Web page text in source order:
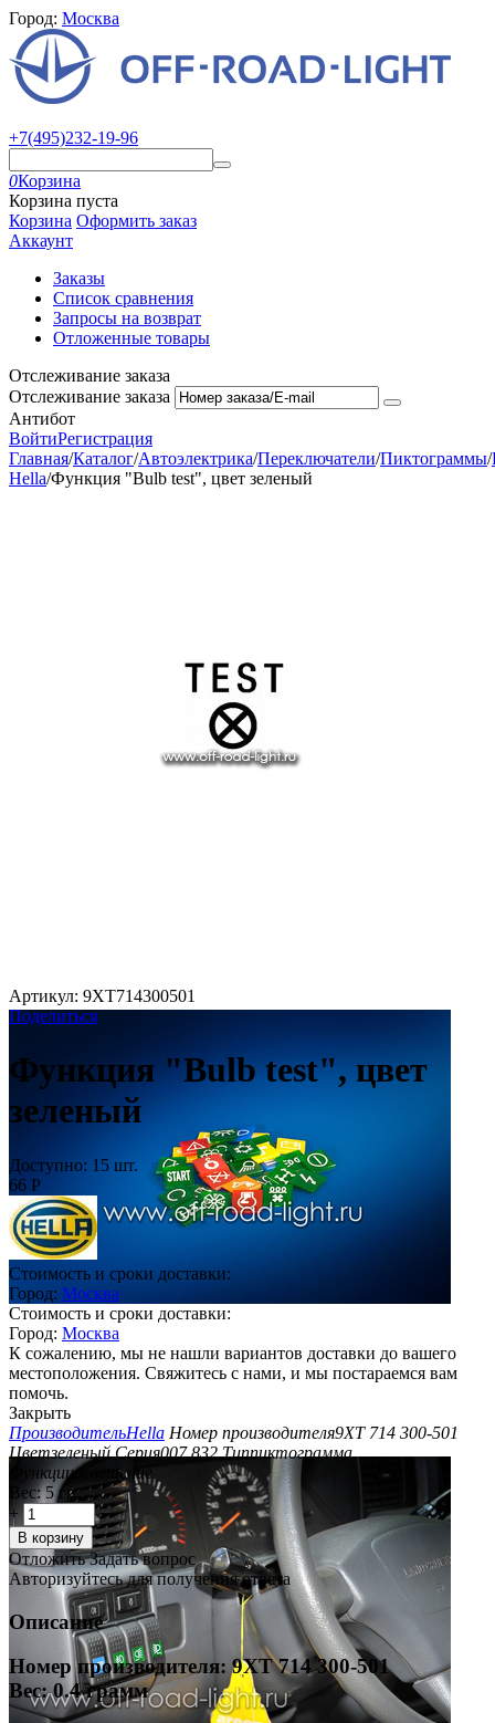
Город: Москва
+7(495)232-19-96
0Корзина
Корзина пуста
Корзина Оформить заказ
Аккаунт
Заказы
Список сравнения
Запросы на возврат
Отложенные товары
Отслеживание заказа
Отслеживание заказа
Антибот
ВойтиРегистрация
Главная/Каталог/Автоэлектрика/Переключатели/Пиктограммы/
Hella/Функция "Bulb test", цвет зеленый
Артикул: 9XT714300501
Поделиться
Функция "Bulb test", цвет
зеленый
Доступно: 15 шт.
66 Р
Стоимость и сроки доставки:
Город: Москва
Стоимость и сроки доставки:
Город: Москва
К сожалению, мы не нашли вариантов доставки до вашего
местоположения. Свяжитесь с нами, и мы постараемся вам
помочь.
Закрыть
ПроизводительHella Номер производителя9XT 714 300-501
Цветзеленый Серия007 832 Типпиктограмма
Функцииосвещение
Вес: 5 гр
+
−
В корзину
Отложить Задать вопрос
Авторизуйтесь для получения ответа
Описание
Номер производителя: 9XT 714 300-501
Вес: 0.4 грамм